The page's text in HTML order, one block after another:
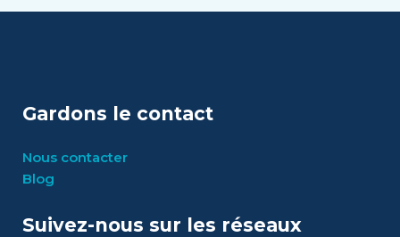
Gardons le contact
Nous contacter
Blog
Suivez-nous sur les réseaux